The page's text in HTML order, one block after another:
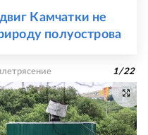
Камчатки не
полуострова
1/22